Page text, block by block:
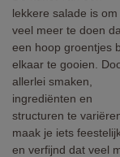
lekkere salade is om
veel meer te doen
een hoop groentjes
elkaar te gooien.
allerlei smaken,
ingrediënten en
structuren te
maak je iets
en verfijnd dat veel